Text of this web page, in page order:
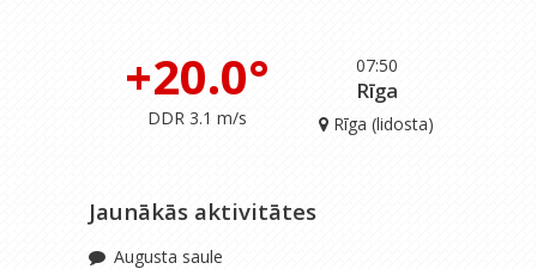
07:50
+20.0°
DDR 3.1 m/s
Rīga
Rīga (lidosta)
Jaunākās aktivitātes
Augusta saule